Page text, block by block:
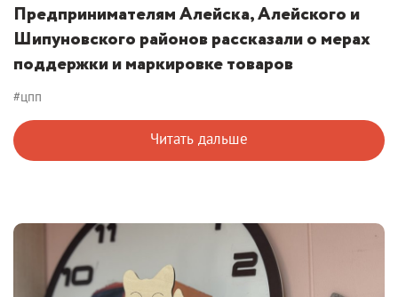
Предпринимателям Алейска, Алейского и
Шипуновского районов рассказали о мерах
поддержки и маркировке товаров
#цпп
Читать дальше